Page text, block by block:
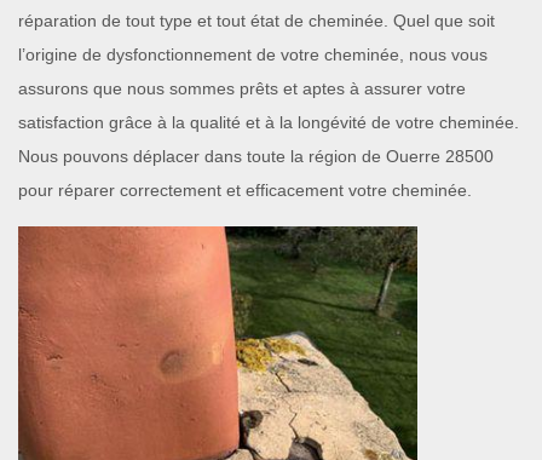
réparation de tout type et tout état de cheminée. Quel que soit
l’origine de dysfonctionnement de votre cheminée, nous vous
assurons que nous sommes prêts et aptes à assurer votre
satisfaction grâce à la qualité et à la longévité de votre cheminée.
Nous pouvons déplacer dans toute la région de Ouerre 28500
pour réparer correctement et efficacement votre cheminée.